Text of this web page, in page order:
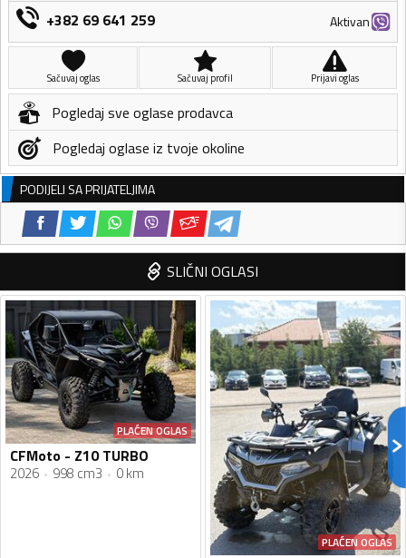
+382 69 641 259 Aktivan
Sačuvaj oglas Sačuvaj profil Prijavi oglas
Pogledaj sve oglase prodavca
Pogledaj oglase iz tvoje okoline
PODIJELI SA PRIJATELJIMA
SLIČNI OGLASI
PLAĆEN OGLAS
CFMoto - Z10 TURBO
2026 998 cm3 0 km
PLAĆEN OGLAS